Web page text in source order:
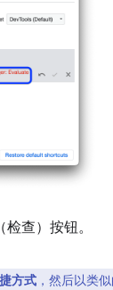
检查）按钮。
方式 ，然后以类